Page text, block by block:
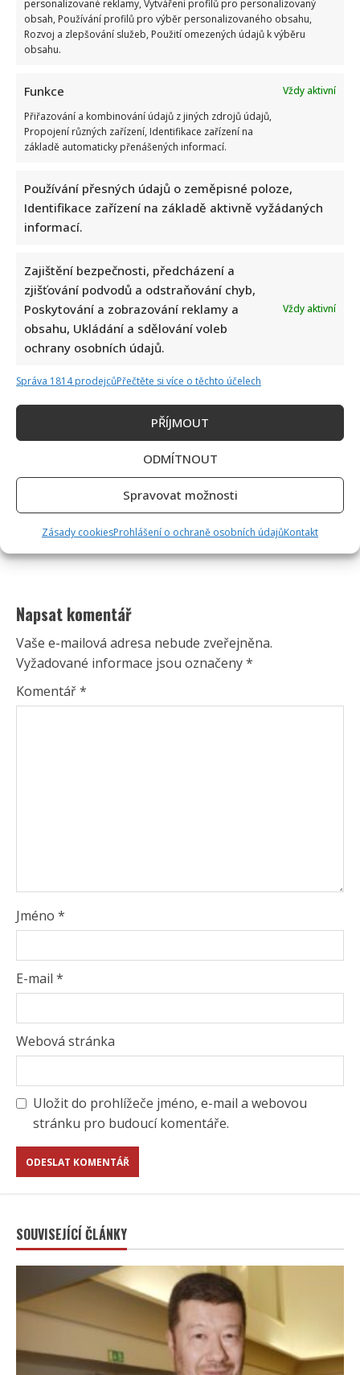
personalizované reklamy, Vytváření profilů pro personalizovaný
obsah, Používání profilů pro výběr personalizovaného obsahu,
Rozvoj a zlepšování služeb, Použití omezených údajů k výběru
obsahu.
Funkce
Vždy aktivní
Přiřazování a kombinování údajů z jiných zdrojů údajů,
Propojení různých zařízení, Identifikace zařízení na
základě automaticky přenášených informací.
Používání přesných údajů o zeměpisné poloze,
Identifikace zařízení na základě aktivně vyžádaných
informací.
Zajištění bezpečnosti, předcházení a
zjišťování podvodů a odstraňování chyb,
Poskytování a zobrazování reklamy a
obsahu, Ukládání a sdělování voleb
ochrany osobních údajů.
Vždy aktivní
Správa 1814 prodejcůPřečtěte si více o těchto účelech
PŘÍJMOUT
ODMÍTNOUT
Spravovat možnosti
Zásady cookiesProhlášení o ochraně osobních údajůKontakt
Napsat komentář
Vaše e-mailová adresa nebude zveřejněna.
Vyžadované informace jsou označeny*
Komentář*
Jméno *
E-mail *
Webová stránka
Uložit do prohlížeče jméno, e-mail a webovou
stránku pro budoucí komentáře.
SOUVISEJÍCÍ ČLÁNKY